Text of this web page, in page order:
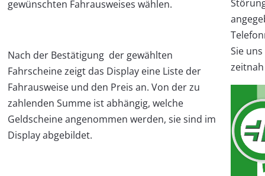
gewünschten Fahrausweises wählen.
Nach der Bestätigung der gewählten
Fahrscheine zeigt das Display eine Liste der
Fahrausweise und den Preis an. Von der zu
zahlenden Summe ist abhängig, welche
Geldscheine angenommen werden, sie sind im
Display abgebildet.
Sie